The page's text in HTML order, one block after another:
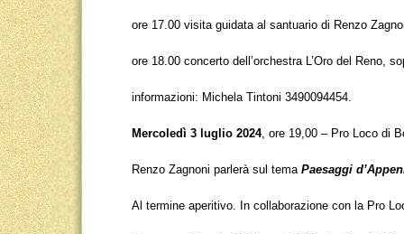
ore 17.00 visita guidata al santuario di Renzo
ore 18.00 concerto dell’orchestra L’Oro del Reno,
informazioni: Michela Tintoni 3490094454.
Mercoledì 3 luglio 2024, ore 19,00 – Pro Loco di
Renzo Zagnoni parlerà sul tema Paesaggi
Al termine aperitivo. In collaborazione con la Pro